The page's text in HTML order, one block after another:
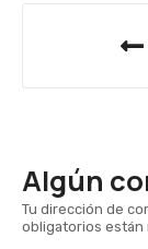
g
Algún
Tu dirección de
obligatorios están